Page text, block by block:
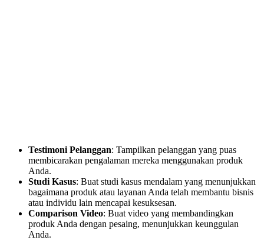
Testimoni Pelanggan: Tampilkan pelanggan yang puas
membicarakan pengalaman mereka menggunakan produk
Anda.
Studi Kasus: Buat studi kasus mendalam yang menunjukkan
bagaimana produk atau layanan Anda telah membantu bisnis
atau individu lain mencapai kesuksesan.
Comparison Video: Buat video yang membandingkan
produk Anda dengan pesaing, menunjukkan keunggulan
Anda.